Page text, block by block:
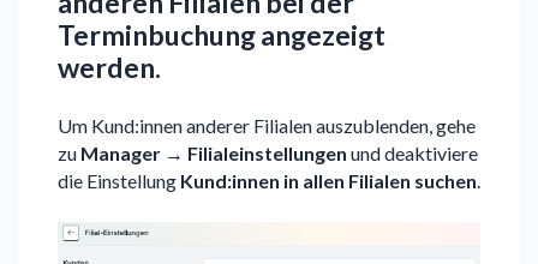
Terminbuchung angezeigt
werden.
Um Kund:innen anderer Filialen auszublenden, gehe
zu Manager → Filialeinstellungen und deaktiviere
die Einstellung Kund:innen in allen Filialen suchen.